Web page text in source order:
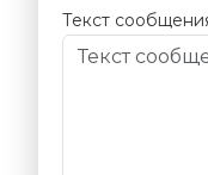
Текст